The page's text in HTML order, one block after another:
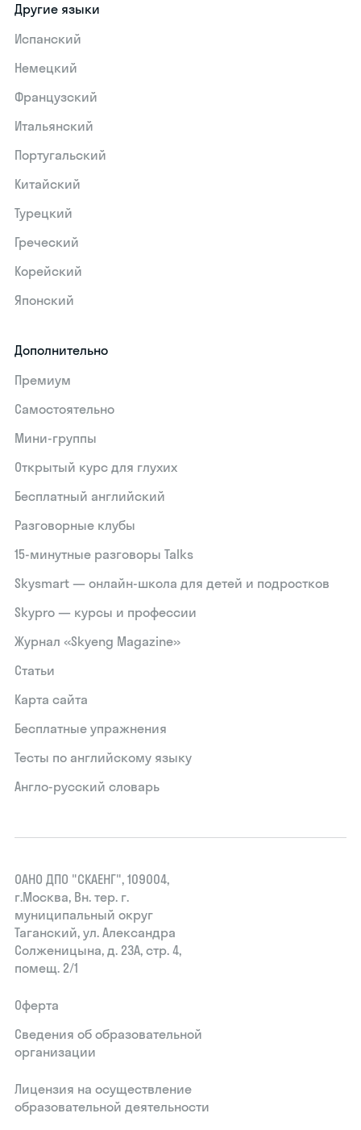
Другие языки
Испанский
Немецкий
Французский
Итальянский
Португальский
Китайский
Турецкий
Греческий
Корейский
Японский
Дополнительно
Премиум
Самостоятельно
Мини-группы
Открытый курс для глухих
Бесплатный английский
Разговорные клубы
15‑минутные разговоры Talks
Skysmart — онлайн-школа для детей и подростков
Skypro — курсы и профессии
Журнал «Skyeng Magazine»
Статьи
Карта сайта
Бесплатные упражнения
Тесты по английскому языку
Англо-русский словарь
ОАНО ДПО "СКАЕНГ", 109004,
г.Москва, Вн. тер. г.
муниципальный округ
Таганский, ул. Александра
Солженицына, д. 23А, стр. 4,
помещ. 2/1
Оферта
Сведения об образовательной
организации
Лицензия на осуществление
образовательной деятельности